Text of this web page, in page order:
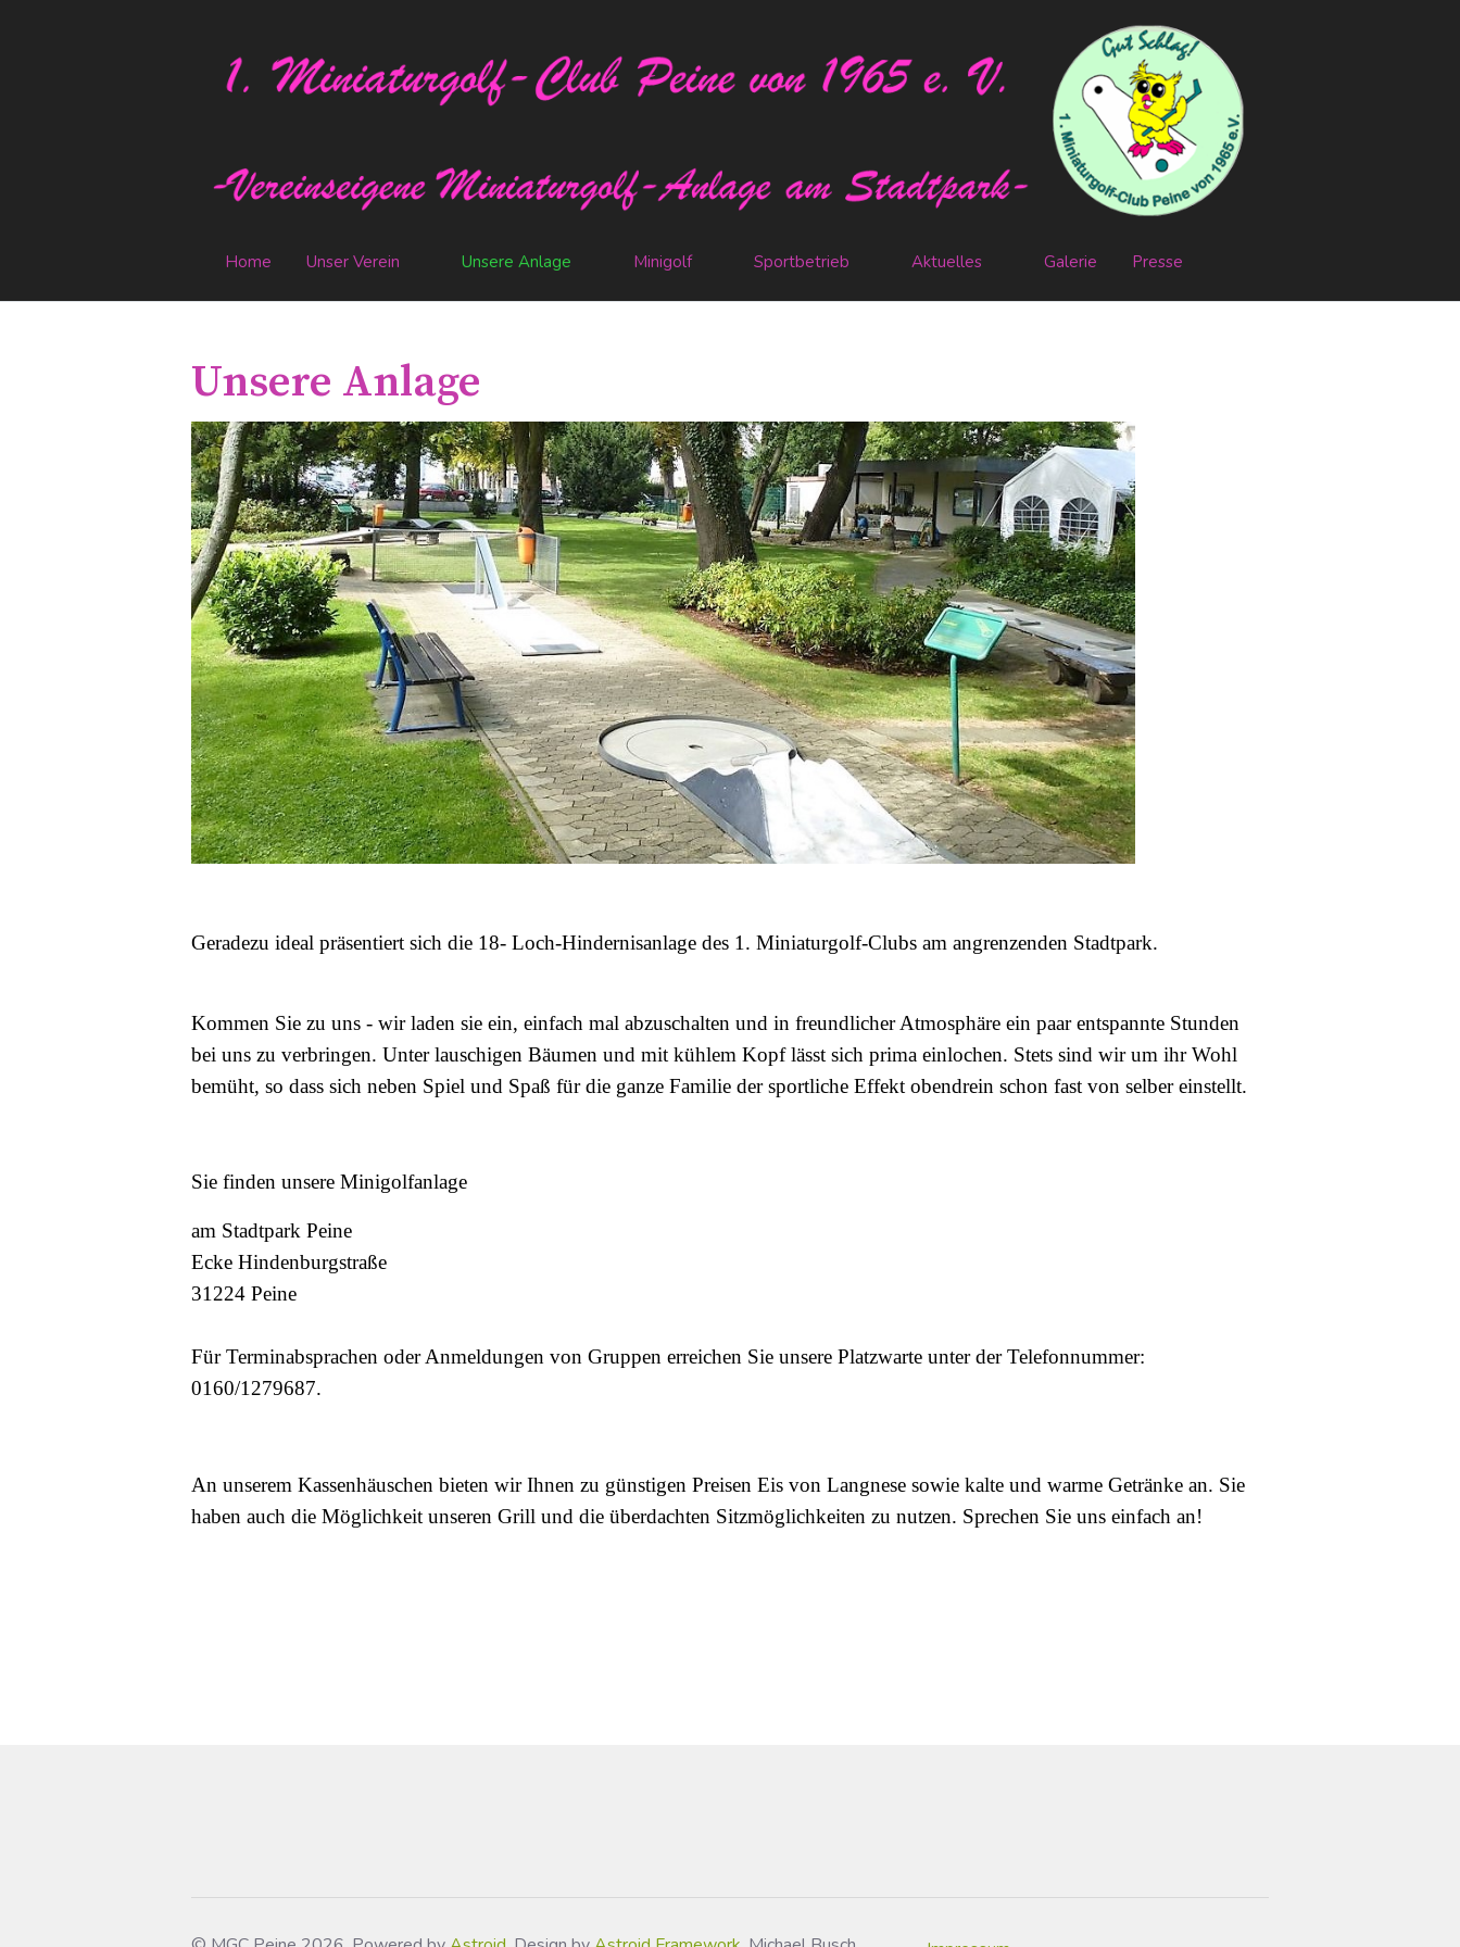
Home Unser Verein Unsere Anlage Minigolf Sportbetrieb Aktuelles Galerie Presse
Unsere Anlage
Geradezu ideal präsentiert sich die 18- Loch-Hindernisanlage des 1. Miniaturgolf-Clubs am angrenzenden Stadtpark.
Kommen Sie zu uns - wir laden sie ein, einfach mal abzuschalten und in freundlicher Atmosphäre ein paar entspannte Stunden
bei uns zu verbringen. Unter lauschigen Bäumen und mit kühlem Kopf lässt sich prima einlochen. Stets sind wir um ihr Wohl
bemüht, so dass sich neben Spiel und Spaß für die ganze Familie der sportliche Effekt obendrein schon fast von selber einstellt.
Sie finden unsere Minigolfanlage
am Stadtpark Peine
Ecke Hindenburgstraße
31224 Peine
Für Terminabsprachen oder Anmeldungen von Gruppen erreichen Sie unsere Platzwarte unter der Telefonnummer:
0160/1279687.
An unserem Kassenhäuschen bieten wir Ihnen zu günstigen Preisen Eis von Langnese sowie kalte und warme Getränke an. Sie
haben auch die Möglichkeit unseren Grill und die überdachten Sitzmöglichkeiten zu nutzen. Sprechen Sie uns einfach an!